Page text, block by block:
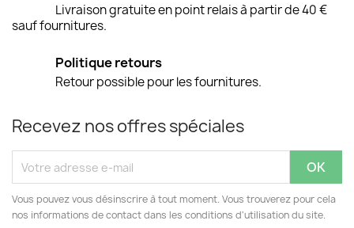
Livraison gratuite en point relais à partir de 40 €
sauf fournitures.
Politique retours
Retour possible pour les fournitures.
Recevez nos offres spéciales
Vous pouvez vous désinscrire à tout moment. Vous trouverez pour cela
nos informations de contact dans les conditions d'utilisation du site.